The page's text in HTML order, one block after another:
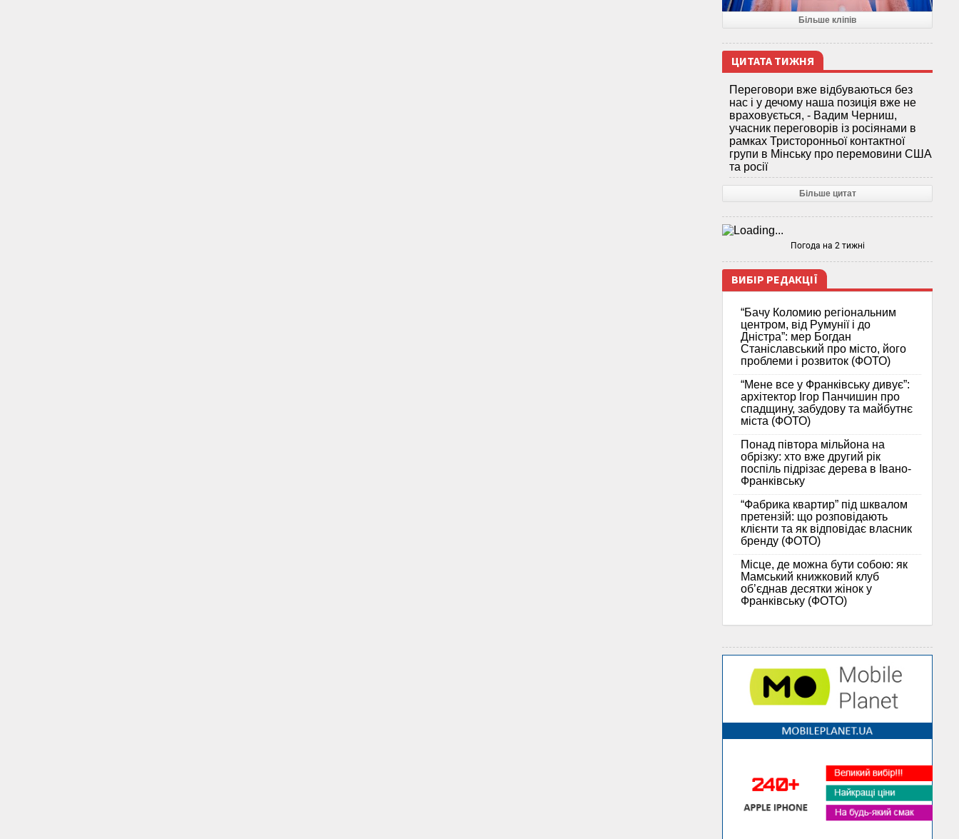
Більше кліпів
ЦИТАТА ТИЖНЯ
Переговори вже відбуваються без
нас і у дечому наша позиція вже не
враховується, - Вадим Черниш,
учасник переговорів із росіянами в
рамках Тристоронньої контактної
групи в Мінську про перемовини США
та росії
Більше цитат
Погода на 2 тижні
ВИБІР РЕДАКЦІЇ
“Бачу Коломию регіональним
центром, від Румунії і до
Дністра”: мер Богдан
Станіславський про місто, його
проблеми і розвиток (ФОТО)
“Мене все у Франківську дивує”:
архітектор Ігор Панчишин про
спадщину, забудову та майбутнє
міста (ФОТО)
Понад півтора мільйона на
обрізку: хто вже другий рік
поспіль підрізає дерева в Івано-
Франківську
“Фабрика квартир” під шквалом
претензій: що розповідають
клієнти та як відповідає власник
бренду (ФОТО)
Місце, де можна бути собою: як
Мамський книжковий клуб
об’єднав десятки жінок у
Франківську (ФОТО)